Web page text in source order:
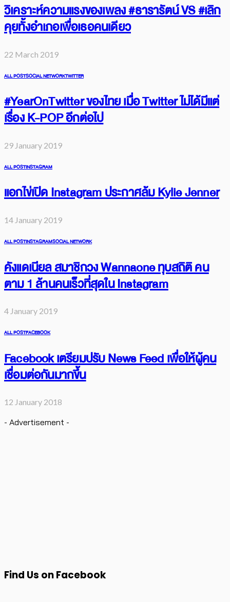
วิเคราะห์ความแรงของเพลง #ธารารัตน์ VS #เลิก
คุยทั้งอำเภอเพื่อเธอคนเดียว
22 March 2019
ALL POSTSOCIAL NETWORKTWITTER
#YearOnTwitter ของไทย เมื่อ Twitter ไม่ได้มีแต่
เรื่อง K-POP อีกต่อไป
29 January 2019
ALL POSTINSTAGRAM
แอกไข่เปิด Instagram ประกาศล้ม Kylie Jenner
14 January 2019
ALL POSTINSTAGRAMSOCIAL NETWORK
คังแดเนียล สมาชิกวง Wannaone ทุบสถิติ คน
ตาม 1 ล้านคนเร็วที่สุดใน Instagram
4 January 2019
ALL POSTFACEBOOK
Facebook เตรียมปรับ News Feed เพื่อให้ผู้คน
เชื่อมต่อกันมากขึ้น
12 January 2018
- Advertisement -
Find Us on Facebook